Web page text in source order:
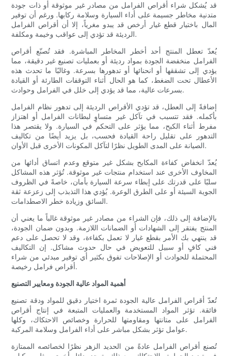
قد يُشكل شراء أقراص الفرامل من مصادر غير موثوقة أو ذات جودة
متدنية مخاطر جسيمة على أداء السيارة وسلامة ركابها. ورغم أن توفير
المال باختيار قطع غيار أرخص قد يبدو مغرياً، إلا أن أقراص الفرامل
الرديئة قد تؤدي إلى عواقب وخيمة ومكلفة.
يُعدّ تعطل المنتج أحد أخطر المخاطر المباشرة. فقد تُصنّع أقراص
الفرامل منخفضة الجودة بمواد رديئة أو بعمليات تصنيع غير دقيقة، مما
يؤدي إلى تشققها أو انحنائها أو تدهورها بسرعة. وغالبًا ما تحدث هذه
الأعطال تحت الضغط، كما هو الحال أثناء التوقفات الطارئة أو القيادة
بسرعات عالية، مما قد يؤدي إلى خلل في الفرامل وحوادث.
إضافةً إلى العطل، قد تؤدي الأقراص الرديئة إلى تدهور نظام الفرامل
بأكمله. فقد تتسبب في تآكل غير متساوٍ لبطانات الفرامل أو اهتزاز
مفرط أثناء الكبح، مما يؤثر على التحكم في السيارة. ولا يقتصر هذا
التدهور على تقليل راحة القيادة فحسب، بل يزيد أيضًا من تكاليف
الصيانة على المدى الطويل نظرًا لتآكل المكونات الأخرى قبل الأوان.
يُعدّ انخفاض كفاءة المكابح بشكل غير متوقع وعدم اتساق أدائها من
المخاوف الأخرى عند استخدام منتجات غير موثوقة. تُؤثر هذه المشاكل
سلبًا على قدرتك على إبطاء سرعة السيارة بأمان، خاصةً في الظروف
الجوية السيئة أو على الطرق الوعرة. يُؤدي هذا التذبذب إلى زعزعة ثقة
السائق وزيادة خطر الاصطدامات.
بالإضافة إلى ذلك، فإن الشراء من مصادر غير موثوقة غالباً ما يعني أن
المنتج يفتقر إلى الشهادات أو الضمانات اللازمة. وبدون ضمان الجودة،
قد ينتهي بك الأمر بقطع غيار لا تعمل بكفاءة، وقد لا تحصل على دعم
فني كافٍ أو سبيل للتعويض في حال حدوث مشاكل. إن التكاليف
المحتملة للحوادث أو الإصلاحات تفوق بكثير أي توفير مبدئي من شراء
أقراص فرامل رخيصة.
أهمية المواد عالية الجودة ومعايير التصنيع
تُعدّ أقراص الفرامل عالية الجودة ثمرة اختيار دقيق للمواد ودقة تصنيع
فائقة. تؤثر المواد المستخدمة والعمليات المتبعة في إنتاج أقراص
الفرامل على متانتها ومقاومتها للحرارة وخصائص الاحتكاك، وكلها
عوامل تؤثر بشكل مباشر على أداء الفرامل وسلامة المركبة.
تُصنع أقراص الفرامل عادةً من الحديد الزهر نظرًا لخصائصه الممتازة